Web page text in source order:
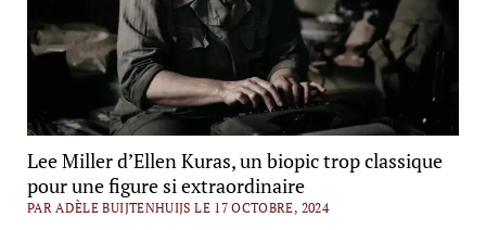
Lee Miller d’Ellen Kuras, un biopic trop classique
pour une figure si extraordinaire
PAR ADÈLE BUIJTENHUIJS LE 17 OCTOBRE, 2024